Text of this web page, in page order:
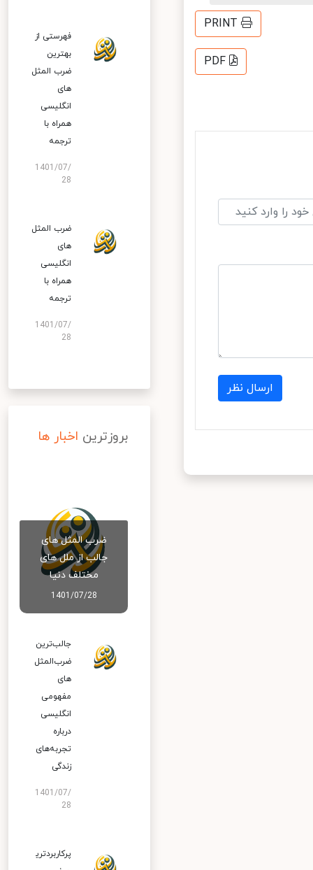
PRINT
PDF
ارسال نظر
فهرستی از
بهترین
ضرب المثل
های
انگلیسی
همراه با
ترجمه
1401/07/
28
ضرب المثل
های
انگلیسی
همراه با
ترجمه
1401/07/
28
بروزترین اخبار ها
ضرب المثل های
جالب از ملل های
مختلف دنیا
1401/07/28
جالب‌ترین
ضرب‌المثل‌
های
مفهومی
انگلیسی
درباره
تجربه‌های
زندگی
1401/07/
28
پرکاربردتری